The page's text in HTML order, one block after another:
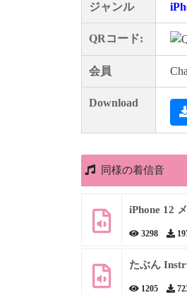
ジャンル
QRコード:
会員
Download
同様の着信音
iPhone 12
3298
たぶん
1205